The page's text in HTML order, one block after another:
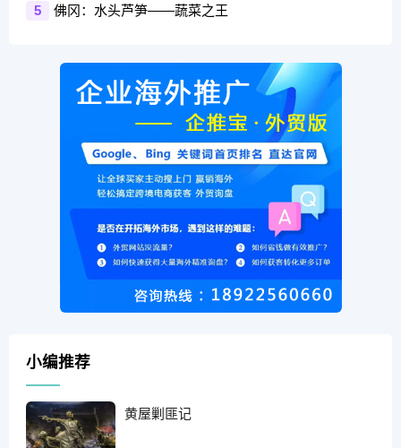
5 佛冈：水头芦笋——蔬菜之王
小编推荐
黄屋剿匪记